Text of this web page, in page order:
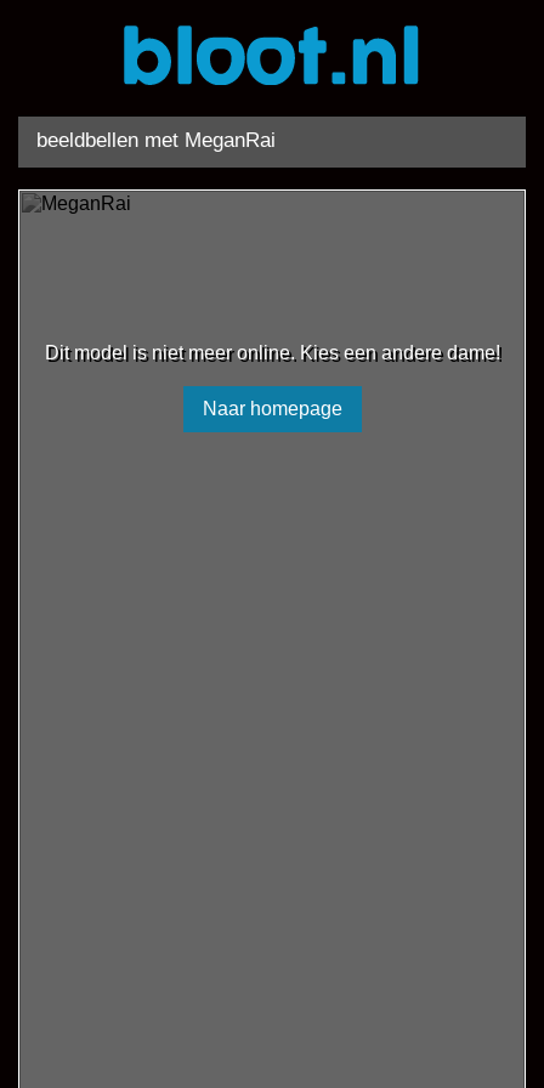
beeldbellen met MeganRai
Dit model is niet meer online. Kies een andere dame!
Naar homepage